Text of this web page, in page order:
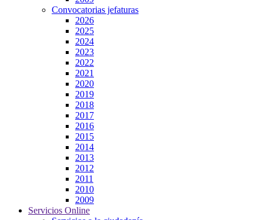
Convocatorias jefaturas
2026
2025
2024
2023
2022
2021
2020
2019
2018
2017
2016
2015
2014
2013
2012
2011
2010
2009
Servicios Online